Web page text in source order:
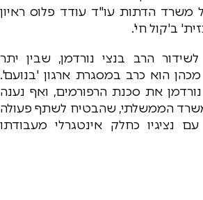
משרד הדתות עו"ד עודד פלוס ראיון
ב'קול חי'.
הרב בנצי נורדמן, שבין יתר
מכהן הוא כרב במסגרת ארגון 'בנועם'.
את סכנת הרפורמים, ואף נענה
הממשלתי, שהבטיח לשתף פעולה
נציגיו כחלק אינטגרלי מעבודתו